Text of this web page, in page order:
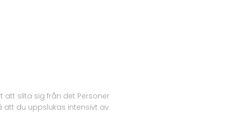
att slita sig från det Personer
att du uppslukas intensivt av